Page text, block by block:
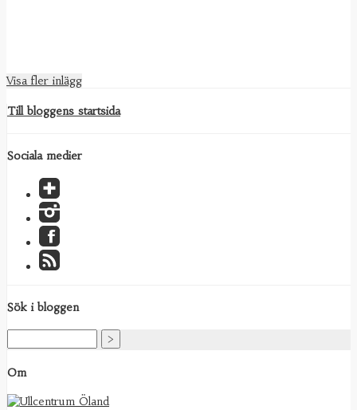
Visa fler inlägg
Till bloggens startsida
Sociala medier
Sök i bloggen
Om